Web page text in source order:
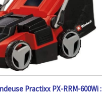
Practixx PX-RRM-600Wi :